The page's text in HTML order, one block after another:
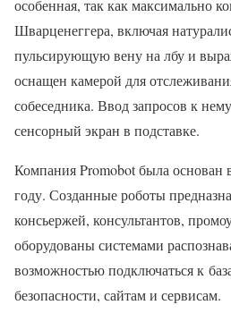
особенная, так как максимально
Шварценеггера, включая
пульсирующую вену на лбу и
оснащен камерой для
собеседника. Ввод запросов к
сенсорный экран в подставке.
Компания Promobot была
году. Созданные роботы
консьержей, консультантов,
оборудованы системами
возможностью подключаться к
безопасности, сайтам и сервисам.